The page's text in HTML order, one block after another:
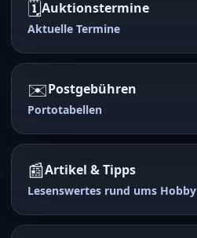
🗓️Auktionstermine
Aktuelle Termine
✉️Postgebühren
Portotabellen
📰Artikel & Tipps
Lesenswertes rund ums Hobby